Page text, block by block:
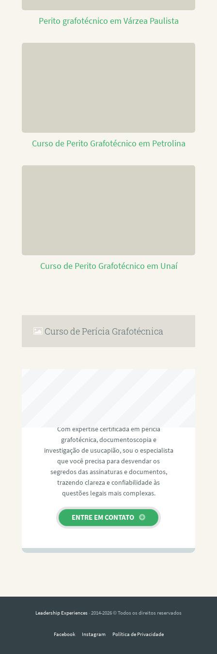
Perito grafotécnico em Várzea Paulista
Curso de Perito Grafotécnico em Petrolina
Curso de Perito Grafotécnico em Unaí
Curso de Perícia Grafotécnica
Com expertise certificada em perícia
grafotécnica, documentoscopia e
investigação de usucapião, sou o especialista
que você precisa para desvendar os
segredos das assinaturas e documentos,
trazendo clareza e confiabilidade às
questões legais mais complexas.
ENTRE EM CONTATO
Leadership Experiences · 2014-2026 © Todos os direitos reservados
Facebook Instagram Política de Privacidade